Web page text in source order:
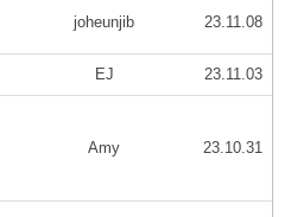
joheunjib 23.11.08
EJ 23.11.03
Amy 23.10.31